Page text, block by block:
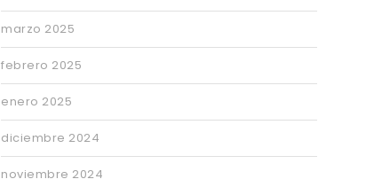
marzo 2025
febrero 2025
enero 2025
diciembre 2024
noviembre 2024